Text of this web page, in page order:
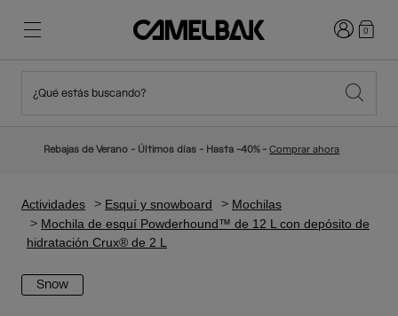
Novedades
Chalecos Hidratación
Senderismo
Adiós a los desechables
Iniciar0
¿Qué estás buscando?
Rebajas de Verano - Últimos días - Hasta -40% -Comprar ahora
Actividades Esquí y snowboard
Mochilas
Mochila de esquí Powderhound™ de 12 L con depósito de
hidratación Crux® de 2 L
Snow